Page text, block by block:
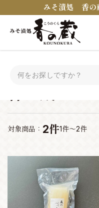
みそ漬処 香の
対象商品： 2件1件～2件